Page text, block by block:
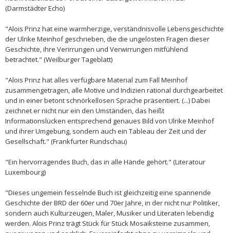
(Darmstädter Echo)
"Alois Prinz hat eine warmherzige, verständnisvolle Lebensgeschichte
der Ulrike Meinhof geschrieben, die die ungelösten Fragen dieser
Geschichte, ihre Verirrungen und Verwirrungen mitfühlend
betrachtet." (Weilburger Tageblatt)
"Alois Prinz hat alles verfügbare Material zum Fall Meinhof
zusammengetragen, alle Motive und Indizien rational durchgearbeitet
und in einer betont schnörkellosen Sprache präsentiert. (...) Dabei
zeichnet er nicht nur ein den Umständen, das heißt
Informationslücken entsprechend genaues Bild von Ulrike Meinhof
und ihrer Umgebung, sondern auch ein Tableau der Zeit und der
Gesellschaft." (Frankfurter Rundschau)
"Ein hervorragendes Buch, das in alle Hände gehört." (Literatour
Luxembourg)
"Dieses ungemein fesselnde Buch ist gleichzeitig eine spannende
Geschichte der BRD der 60er und 70er Jahre, in der nicht nur Politiker,
sondern auch Kulturzeugen, Maler, Musiker und Literaten lebendig
werden. Alois Prinz trägt Stück für Stück Mosaiksteine zusammen,